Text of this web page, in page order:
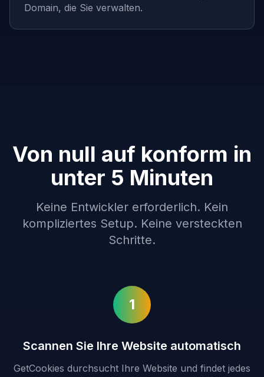
Domain, die Sie verwalten.
Von null auf konform in
unter 5 Minuten
Keine Entwickler erforderlich. Kein
kompliziertes Setup. Keine versteckten
Schritte.
1
Scannen Sie Ihre Website automatisch
GetCookies durchsucht Ihre Website und findet jedes